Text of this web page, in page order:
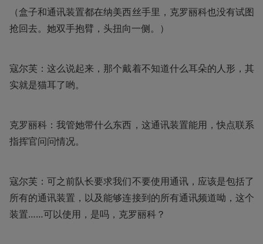
（盒子和通讯装置都在纳美西丝手里，克罗丽科也没有试图
抢回去。她双手抱臂，头扭向一侧。）
寇尔芙：这么说起来，那个戴着不知道什么耳朵的人形，其
实就是猫耳了哟。
克罗丽科：我管她带什么东西，这通讯装置能用，快点联系
指挥官问问情况。
寇尔芙：可之前队长要求我们不要使用通讯，应该是包括了
所有的通讯装置，以及能够连接到的所有通讯频道呦，这个
装置……可以使用，是吗，克罗丽科？